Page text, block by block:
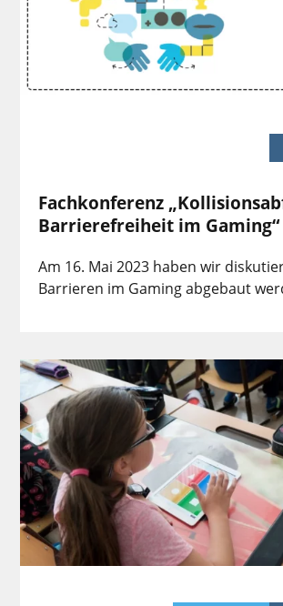
Fachkonferenz
Barrierefreiheit im Gaming“
Am 16. Mai 2023 haben wir
Barrieren im Gaming abgebaut